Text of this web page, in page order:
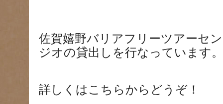
佐賀嬉野バリアフリーツアーセ
ジオの貸出しを行なっています。
詳しくはこちらからどうぞ！